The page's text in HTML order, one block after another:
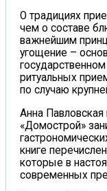
О традициях
чем о составе
важнейшим
угощение –
ритуальных
по случаю
Анна
«Домострой»
книге
которые в
современных